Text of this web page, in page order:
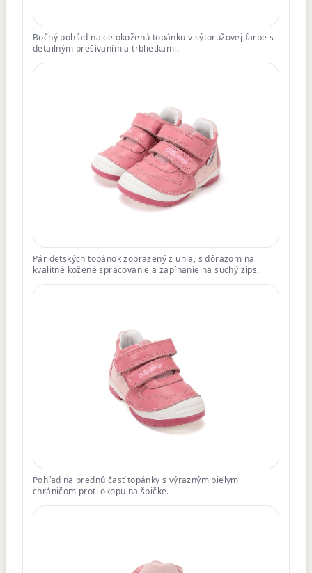
Bočný pohľad na celokoženú topánku v sýtoružovej farbe s
detailným prešívaním a trblietkami.
Pár detských topánok zobrazený z uhla, s dôrazom na
kvalitné kožené spracovanie a zapínanie na suchý zips.
Pohľad na prednú časť topánky s výrazným bielym
chráničom proti okopu na špičke.